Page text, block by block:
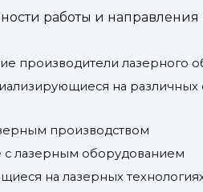
работы и
производители лазерного
на различных
производством
лазерным оборудованием
на лазерных